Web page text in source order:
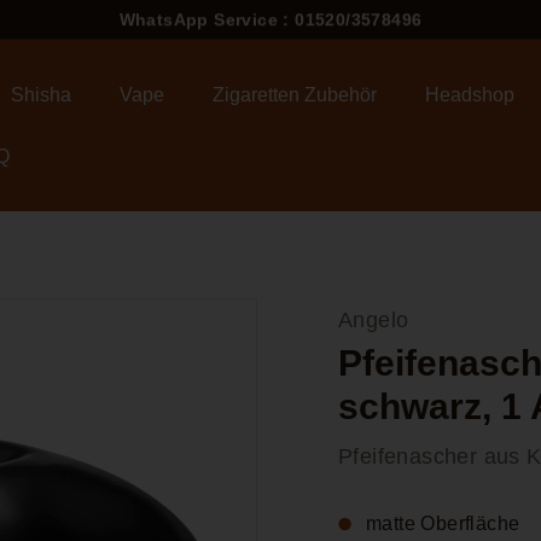
WhatsApp Service : 01520/3578496
Shisha Vape Zigaretten Zubehör Headshop
Angelo
schwarz, 1
Pfeifenascher aus
matte Oberfläche